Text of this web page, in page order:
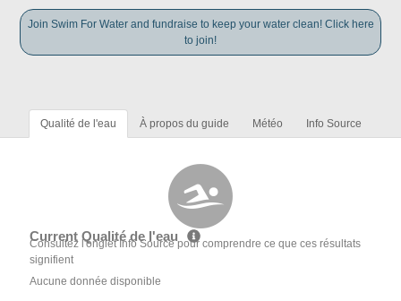
Join Swim For Water and fundraise to keep your water clean! Click here
to join!
Qualité de l'eau À propos du guide Météo Info Source
Current Qualité de l'eau
Consultez l'onglet Info Source pour comprendre ce que ces résultats
signifient
Aucune donnée disponible